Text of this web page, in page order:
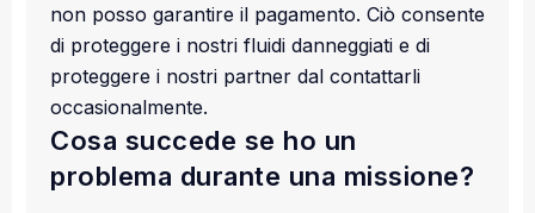
non posso garantire il pagamento. Ciò consente
di proteggere i nostri fluidi danneggiati e di
proteggere i nostri partner dal contattarli
occasionalmente.
Cosa succede se ho un
problema durante una missione?